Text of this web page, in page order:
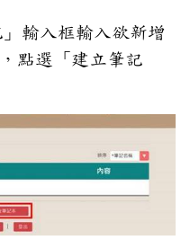
輸入框輸入欲新增
點選「建立筆記